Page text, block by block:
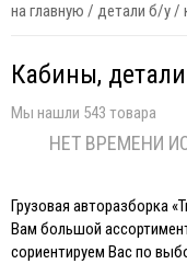
на главную / детали б/у/
Кабины,
Мы нашли 543 товара
НЕТ ВРЕМЕНИ
Грузовая авторазборка
Вам большой
сориентируем Вас по